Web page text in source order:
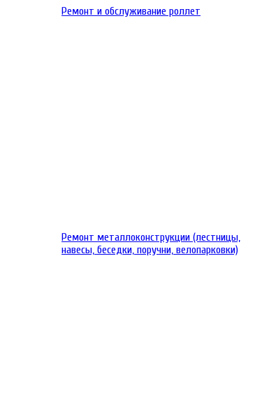
Ремонт и обслуживание роллет
Ремонт металлоконструкции (лестницы,
навесы, беседки, поручни, велопарковки)